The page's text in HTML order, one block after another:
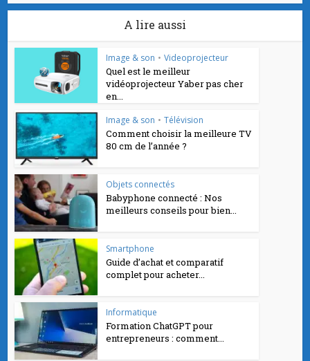
A lire aussi
Image & son • Videoprojecteur
Quel est le meilleur
vidéoprojecteur Yaber pas cher
en...
Image & son • Télévision
Comment choisir la meilleure TV
80 cm de l’année ?
Objets connectés
Babyphone connecté : Nos
meilleurs conseils pour bien...
Smartphone
Guide d’achat et comparatif
complet pour acheter...
Informatique
Formation ChatGPT pour
entrepreneurs : comment...